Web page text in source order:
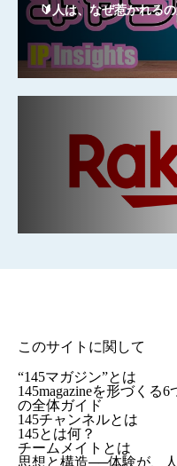
🔰人は、なぜ惹かれる
このサイトに関して
“145マガジン”とは
145magazineを形づくる
の全体ガイド
145チャンネルとは
145とは何？
チームメイトとは
思想と構造──体験が、